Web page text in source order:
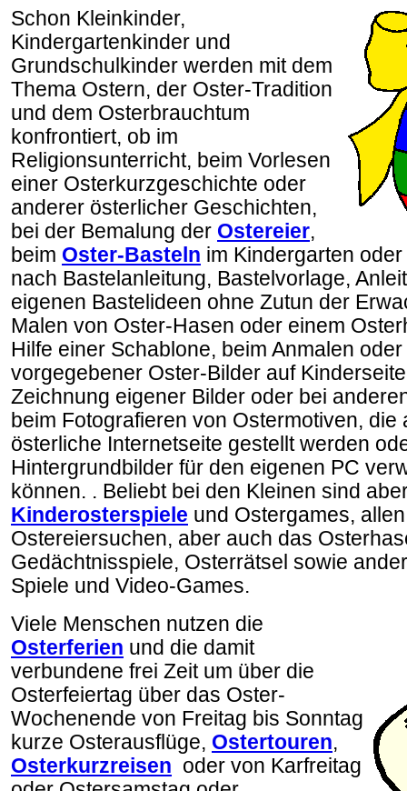
Schon Kleinkinder,
Kindergartenkinder und
Grundschulkinder werden mit dem
Thema Ostern, der Oster-Tradition
und dem Osterbrauchtum
konfrontiert, ob im
Religionsunterricht, beim Vorlesen
einer Osterkurzgeschichte oder
anderer österlicher Geschichten,
bei der Bemalung der Ostereier,
beim Oster-Basteln im Kindergarten
nach Bastelanleitung, Bastelvorlage,
eigenen Bastelideen ohne Zutun der
Malen von Oster-Hasen oder einem
Hilfe einer Schablone, beim Anmalen
vorgegebener Oster-Bilder auf
Zeichnung eigener Bilder oder bei
beim Fotografieren von Ostermotiven, die
österliche Internetseite gestellt werden
Hintergrundbilder für den eigenen PC
können. . Beliebt bei den Kleinen sind
Kinderosterspiele und Ostergames,
Ostereiersuchen, aber auch das
Gedächtnisspiele, Osterrätsel sowie
Spiele und Video-Games.
Viele Menschen nutzen die
Osterferien und die damit
verbundene frei Zeit um über die
Osterfeiertag über das Oster-
Wochenende von Freitag bis Sonntag
kurze Osterausflüge, Ostertouren,
Osterkurzreisen oder von Karfreitag